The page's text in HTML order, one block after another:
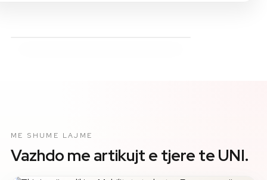
ME SHUME LAJME
Vazhdo me artikujt e tjere te UNI.